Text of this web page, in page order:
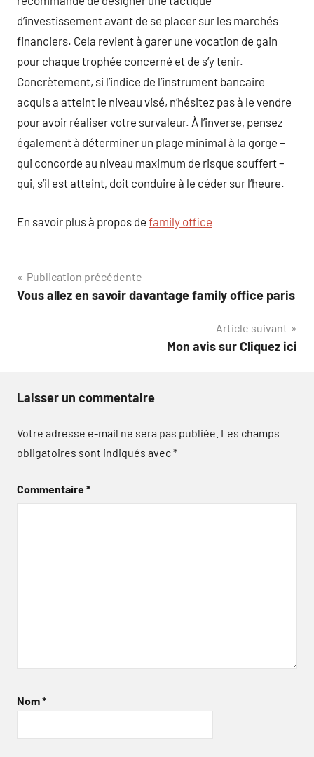
d’investissement avant de se placer sur les marchés
financiers. Cela revient à garer une vocation de gain
pour chaque trophée concerné et de s’y tenir.
Concrètement, si l’indice de l’instrument bancaire
acquis a atteint le niveau visé, n’hésitez pas à le vendre
pour avoir réaliser votre survaleur. À l’inverse, pensez
également à déterminer un plage minimal à la gorge –
qui concorde au niveau maximum de risque souffert –
qui, s’il est atteint, doit conduire à le céder sur l’heure.
En savoir plus à propos de family office
Navigation
de
Publication précédente
Vous allez en savoir davantage family office paris
Article suivant
Mon avis sur Cliquez ici
Laisser un commentaire
Votre adresse e-mail ne sera pas publiée. Les champs
obligatoires sont indiqués avec*
Commentaire*
Nom*